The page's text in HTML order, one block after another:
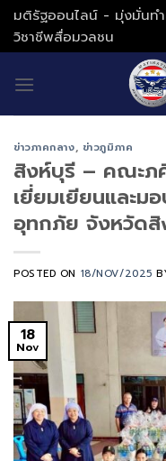
Skip
to
content
มติรัฐออนไลน์ - มุ่งมั่นท
วิชาชีพสื่อมวลชน
ข่าวภาคกลาง, ข่าวภูมิภาค
สิงห์บุรี – คณะภ
เยี่ยมเยียนและ
อุทกภัย จังหวัดสิ
POSTED ON 18/NOV/2025
18
Nov